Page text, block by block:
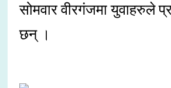
सोमवार वीरगंजमा युवाहरुले
छन् ।